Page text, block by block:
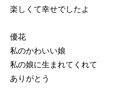
楽しくて幸せでしたよ
優花
私のかわいい娘
私の娘に生まれてくれて
ありがとう